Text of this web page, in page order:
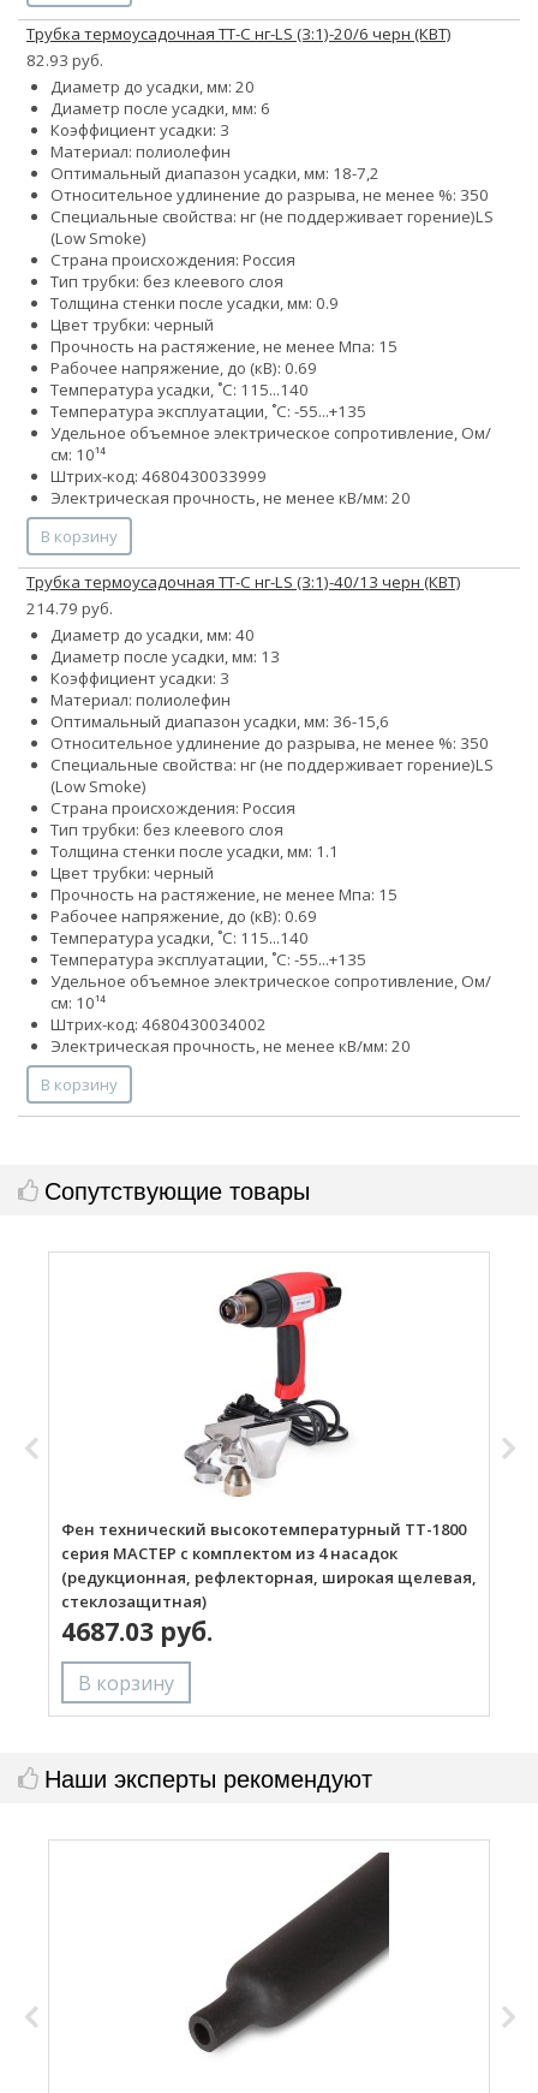
Трубка термоусадочная ТТ-С нг-LS (3:1)-20/6 черн (КВТ)
82.93 руб.
Диаметр до усадки, мм: 20
Диаметр после усадки, мм: 6
Коэффициент усадки: 3
Материал: полиолефин
Оптимальный диапазон усадки, мм: 18-7,2
Относительное удлинение до разрыва, не менее %: 350
Специальные свойства: нг (не поддерживает горение)LS
(Low Smoke)
Страна происхождения: Россия
Тип трубки: без клеевого слоя
Толщина стенки после усадки, мм: 0.9
Цвет трубки: черный
Прочность на растяжение, не менее Мпа: 15
Рабочее напряжение, до (кВ): 0.69
Температура усадки, ˚С: 115...140
Температура эксплуатации, ˚С: -55...+135
Удельное объемное электрическое сопротивление, Ом/
см: 10¹⁴
Штрих-код: 4680430033999
Электрическая прочность, не менее кВ/мм: 20
В корзину
Трубка термоусадочная ТТ-С нг-LS (3:1)-40/13 черн (КВТ)
214.79 руб.
Диаметр до усадки, мм: 40
Диаметр после усадки, мм: 13
Коэффициент усадки: 3
Материал: полиолефин
Оптимальный диапазон усадки, мм: 36-15,6
Относительное удлинение до разрыва, не менее %: 350
Специальные свойства: нг (не поддерживает горение)LS
(Low Smoke)
Страна происхождения: Россия
Тип трубки: без клеевого слоя
Толщина стенки после усадки, мм: 1.1
Цвет трубки: черный
Прочность на растяжение, не менее Мпа: 15
Рабочее напряжение, до (кВ): 0.69
Температура усадки, ˚С: 115...140
Температура эксплуатации, ˚С: -55...+135
Удельное объемное электрическое сопротивление, Ом/
см: 10¹⁴
Штрих-код: 4680430034002
Электрическая прочность, не менее кВ/мм: 20
В корзину
Сопутствующие товары
Фен технический высокотемпературный ТТ-1800
серия МАСТЕР с комплектом из 4 насадок
(редукционная, рефлекторная, широкая щелевая,
стеклозащитная)
4687.03 руб.
Наши эксперты рекомендуют